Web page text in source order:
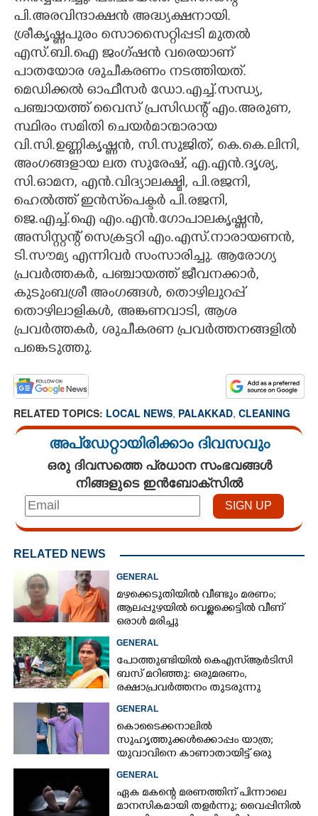
CONTACT US
പി.അരവിന്ദാക്ഷൻ അദ്ധ്യക്ഷനായി.
ശ്രീകൃഷ്ണപുരം സൊസൈറ്റിപ്പടി മുതൽ
എസ്.ബി.ഐ ജംഗ്ഷൻ വരെയാണ്
പാതയോര ശുചീകരണം നടത്തിയത്.
മെഡിക്കൽ ഓഫീസർ ഡോ.എച്ച്.സന്ധ്യ,
പഞ്ചായത്ത് വൈസ് പ്രസിഡന്റ് എം.അരുണ,
സ്ഥിരം സമിതി ചെയർമാന്മാരായ
വി.സി.ഉണ്ണികൃഷ്ണൻ, സി.സുജിത്, കെ.കെ.ലിനി,
അംഗങ്ങളായ ലത സുരേഷ്, എ.എൻ.ദൃശ്യ,
സി.ഓമന, എൻ.വിദ്യാലക്ഷ്മി, പി.രജനി,
ഹെൽത്ത് ഇൻസ്‌പെക്ടർ പി.രജനി,
ജെ.എച്ച്.ഐ എം.എൻ.ഗോപാലകൃഷ്ണൻ,
അസിസ്റ്റന്റ് സെക്രട്ടറി എം.എസ്.നാരായണൻ,
ടി.സൗമ്യ എന്നിവർ സംസാരിച്ചു. ആരോഗ്യ
പ്രവർത്തകർ, പഞ്ചായത്ത് ജീവനക്കാർ,
കുടുംബശ്രീ അംഗങ്ങൾ, തൊഴിലുറപ്പ്
തൊഴിലാളികൾ, അങ്കണവാടി, ആശ
പ്രവർത്തകർ, ശുചീകരണ പ്രവർത്തനങ്ങളിൽ
പങ്കെടുത്തു.
RELATED TOPICS: LOCAL NEWS, PALAKKAD, CLEANING
അപ്ഡേറ്റായിരിക്കാം ദിവസവും
ഒരു ദിവസത്തെ പ്രധാന സംഭവങ്ങൾ
നിങ്ങളുടെ ഇൻബോക്സിൽ
RELATED NEWS
GENERAL
മഴക്കെടുതിയിൽ വീണ്ടും മരണം;
ആലപ്പുഴയിൽ വെള്ളക്കെട്ടിൽ വീണ്
ഒരാൾ മരിച്ചു
GENERAL
പോത്തുണ്ടിയിൽ കെഎസ്ആർടിസി
ബസ് മറിഞ്ഞു: ഒരുമരണം,
രക്ഷാപ്രവര്‍ത്തനം തുടരുന്നു
GENERAL
കൊടൈക്കനാലിൽ
സുഹൃത്തുക്കൾക്കൊപ്പം യാത്ര;
യുവാവിനെ കാണാതായിട്ട് ഒരു
കുടുംബം
GENERAL
ഏക മകന്റെ മരണത്തിന് പിന്നാലെ
മാനസികമായി തളർന്നു; വൈപ്പിനിൽ